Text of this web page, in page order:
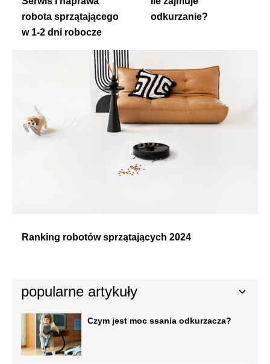
popularne artykuły
Czym jest moc ssania odkurzacza?
robota sprzątającego
w 1-2 dni robocze
odkurzanie?
Ranking robotów sprzątających 2024